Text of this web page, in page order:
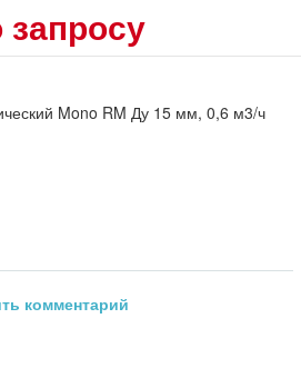
Mono RM Ду 15 мм, 0,6 м3/ч
комментарий